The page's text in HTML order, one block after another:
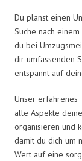
Du planst einen
Suche nach
du bei
dir umfassenden
entspannt auf
Unser erfahrenes
alle Aspekte
organisieren und
damit du dich um
Wert auf eine